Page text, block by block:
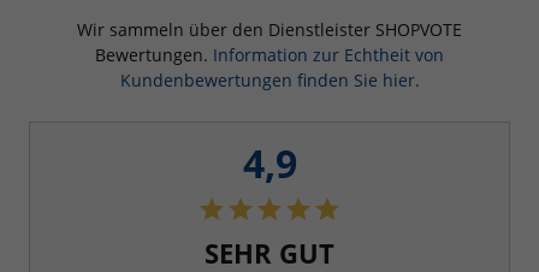
Wir sammeln über den Dienstleister SHOPVOTE
Bewertungen. Information zur Echtheit von
Kundenbewertungen finden Sie hier.
4,9
SEHR GUT